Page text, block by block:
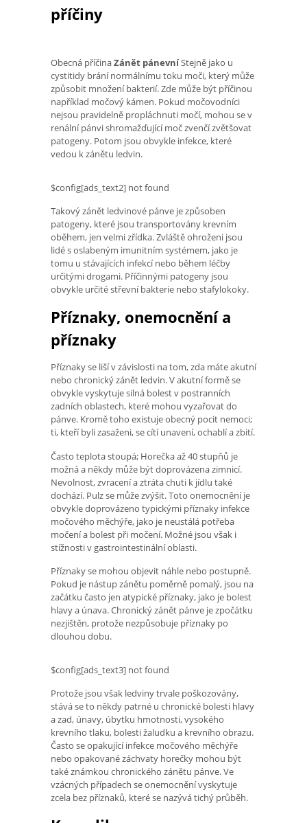
příčiny
Obecná příčinaZánět pánevníStejně jako u
cystitidy brání normálnímu toku moči, který může
způsobit množení bakterií. Zde může být příčinou
například močový kámen. Pokud močovodníci
nejsou pravidelně propláchnuti močí, mohou se v
renální pánvi shromažďující moč zvenčí zvětšovat
patogeny. Potom jsou obvykle infekce, které
vedou k zánětu ledvin.
$config[ads_text2] not found
Takový zánět ledvinové pánve je způsoben
patogeny, které jsou transportovány krevním
oběhem, jen velmi zřídka. Zvláště ohroženi jsou
lidé s oslabeným imunitním systémem, jako je
tomu u stávajících infekcí nebo během léčby
určitými drogami. Příčinnými patogeny jsou
obvykle určité střevní bakterie nebo stafylokoky.
Příznaky, onemocnění a
příznaky
Příznaky se liší v závislosti na tom, zda máte akutní
nebo chronický zánět ledvin. V akutní formě se
obvykle vyskytuje silná bolest v postranních
zadních oblastech, které mohou vyzařovat do
pánve. Kromě toho existuje obecný pocit nemoci;
ti, kteří byli zasaženi, se cítí unavení, ochablí a zbití.
Často teplota stoupá; Horečka až 40 stupňů je
možná a někdy může být doprovázena zimnicí.
Nevolnost, zvracení a ztráta chuti k jídlu také
dochází. Pulz se může zvýšit. Toto onemocnění je
obvykle doprovázeno typickými příznaky infekce
močového měchýře, jako je neustálá potřeba
močení a bolest při močení. Možné jsou však i
stížnosti v gastrointestinální oblasti.
Příznaky se mohou objevit náhle nebo postupně.
Pokud je nástup zánětu poměrně pomalý, jsou na
začátku často jen atypické příznaky, jako je bolest
hlavy a únava. Chronický zánět pánve je zpočátku
nezjištěn, protože nezpůsobuje příznaky po
dlouhou dobu.
$config[ads_text3] not found
Protože jsou však ledviny trvale poškozovány,
stává se to někdy patrné u chronické bolesti hlavy
a zad, únavy, úbytku hmotnosti, vysokého
krevního tlaku, bolesti žaludku a krevního obrazu.
Často se opakující infekce močového měchýře
nebo opakované záchvaty horečky mohou být
také známkou chronického zánětu pánve. Ve
vzácných případech se onemocnění vyskytuje
zcela bez příznaků, které se nazývá tichý průběh.